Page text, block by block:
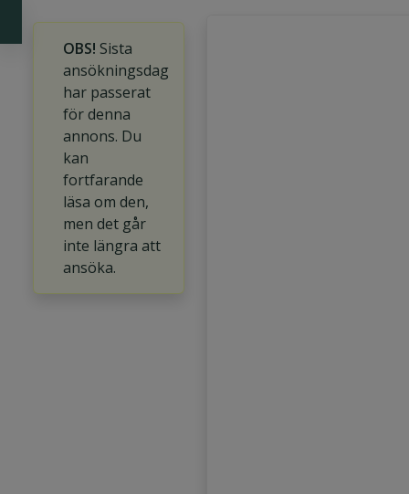
OBS! Sista
ansökningsdag
har passerat
för denna
annons. Du
kan
fortfarande
läsa om den,
men det går
inte längra att
ansöka.